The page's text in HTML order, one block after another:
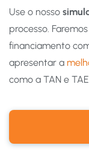
Use o nosso
processo.
financiamento
apresentar a
como a TAN e